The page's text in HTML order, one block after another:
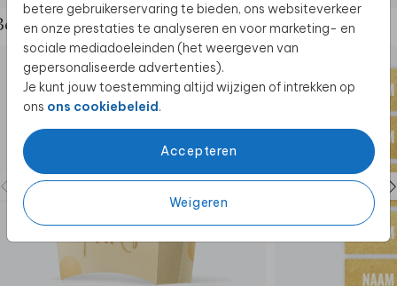
betere gebruikerservaring te bieden, ons websiteverkeer
en onze prestaties te analyseren en voor marketing- en
sociale mediadoeleinden (het weergeven van
gepersonaliseerde advertenties).
Je kunt jouw toestemming altijd wijzigen of intrekken op
ons ons cookiebeleid.
Accepteren
Weigeren
de complete set